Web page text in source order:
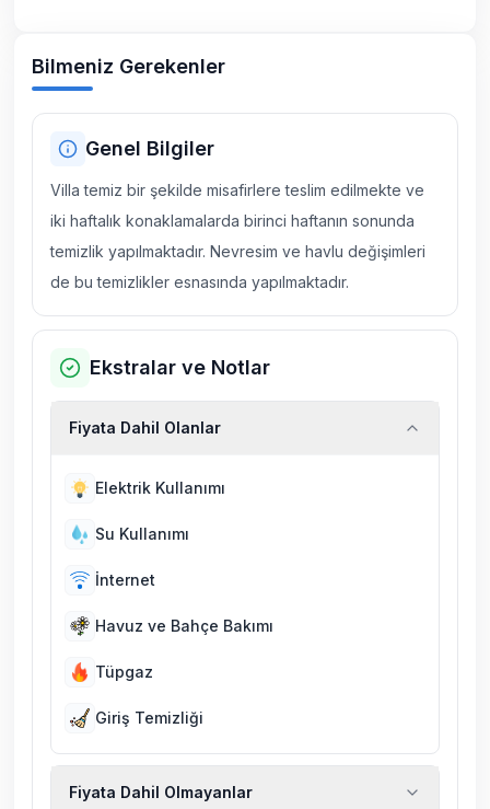
Bilmeniz Gerekenler
Genel Bilgiler
Villa temiz bir şekilde misafirlere teslim edilmekte ve
iki haftalık konaklamalarda birinci haftanın sonunda
temizlik yapılmaktadır. Nevresim ve havlu değişimleri
de bu temizlikler esnasında yapılmaktadır.
Ekstralar ve Notlar
Fiyata Dahil Olanlar
Elektrik Kullanımı
Su Kullanımı
İnternet
Havuz ve Bahçe Bakımı
Tüpgaz
Giriş Temizliği
Fiyata Dahil Olmayanlar